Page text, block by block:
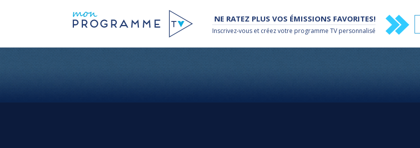
NE RATEZ PLUS VOS ÉMISSIONS FAVORITES!
Inscrivez-vous et créez votre programme TV personnalisé